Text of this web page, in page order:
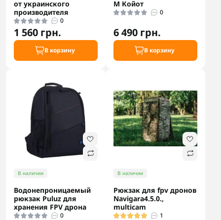
от украинского
производителя
0
1 560 грн.
В корзину
M Койот
0
6 490 грн.
В корзину
В наличии
Водонепроницаемый
рюкзак Puluz для
хранения FPV дрона
0
В наличии
Рюкзак для fpv дронов
Navigara4.5.0.,
multicam
1